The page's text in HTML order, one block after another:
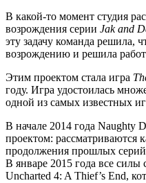
В какой-то момент студия
возрождения серии Jak and
эту задачу команда решила,
возрождению и решила
Этим проектом стала игра
году. Игра удостоилась
одной из самых известных
В начале 2014 года Naughty
проектом: рассматриваются
продолжения прошлых
В январе 2015 года все
Uncharted 4: A Thief’s End,